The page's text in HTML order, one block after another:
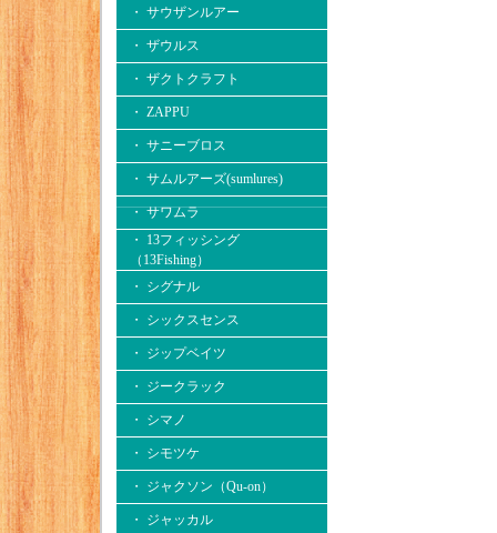
・ サウザンルアー
・ ザウルス
・ ザクトクラフト
・ ZAPPU
・ サニーブロス
・ サムルアーズ(sumlures)
・ サワムラ
・ 13フィッシング
（13Fishing）
・ シグナル
・ シックスセンス
・ ジップベイツ
・ ジークラック
・ シマノ
・ シモツケ
・ ジャクソン（Qu-on）
・ ジャッカル